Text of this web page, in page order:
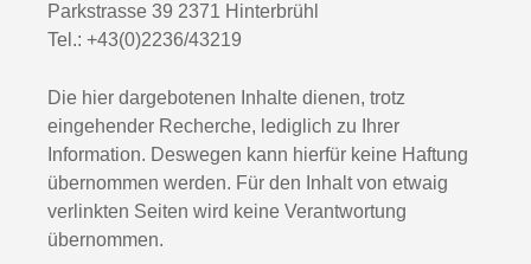
Parkstrasse 39 2371 Hinterbrühl
Tel.: +43(0)2236/43219
Die hier dargebotenen Inhalte dienen, trotz
eingehender Recherche, lediglich zu Ihrer
Information. Deswegen kann hierfür keine Haftung
übernommen werden. Für den Inhalt von etwaig
verlinkten Seiten wird keine Verantwortung
übernommen.